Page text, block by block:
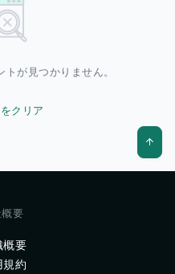
が見つかりません。
クリア
要
概要
規約